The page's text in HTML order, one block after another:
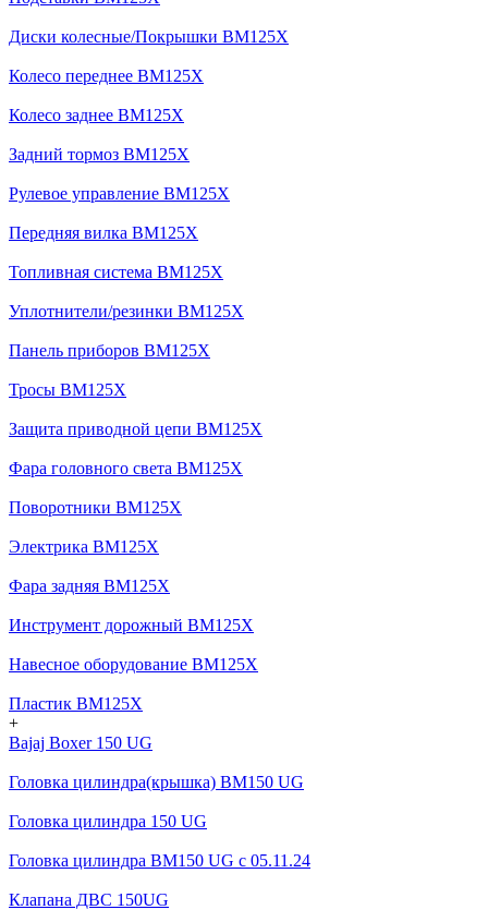
Диски колесные/Покрышки BM125X
Колесо переднее BM125X
Колесо заднее BM125X
Задний тормоз BM125X
Рулевое управление BM125X
Передняя вилка BM125X
Топливная система BM125X
Уплотнители/резинки BM125X
Панель приборов BM125X
Тросы BM125X
Защита приводной цепи BM125X
Фара головного света BM125X
Поворотники BM125X
Электрика BM125X
Фара задняя BM125X
Инструмент дорожный BM125X
Навесное оборудование BM125X
Пластик BM125X
+
Bajaj Boxer 150 UG
Головка цилиндра(крышка) BM150 UG
Головка цилиндра 150 UG
Головка цилиндра BM150 UG c 05.11.24
Клапана ДВС 150UG